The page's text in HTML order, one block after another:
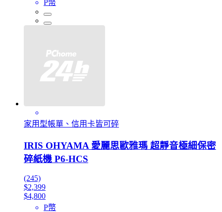
P幣
家用型帳單、信用卡皆可碎
IRIS OHYAMA 愛麗思歐雅瑪 超靜音極細保密
碎紙機 P6-HCS
(245)
$2,399
$4,800
P幣